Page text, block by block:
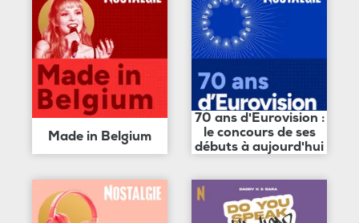
Made in Belgium
70 ans d'Eurovision :
le concours de ses
débuts à aujourd'hui